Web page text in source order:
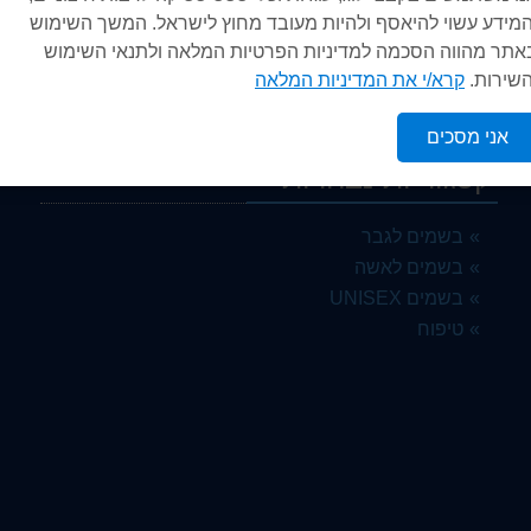
עשוי להיאסף ולהיות מעובד מחוץ לישראל. המשך השימוש
מהווה הסכמה למדיניות הפרטיות המלאה ולתנאי השימוש
קרא/י את המדיניות המלאה
אני מסכים
קטגוריות נבחרות
בשמים לגבר
בשמים לאשה
בשמים UNISEX
טיפוח